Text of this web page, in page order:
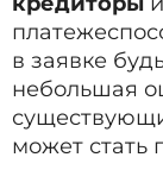
в заявке
небольшая
может стать